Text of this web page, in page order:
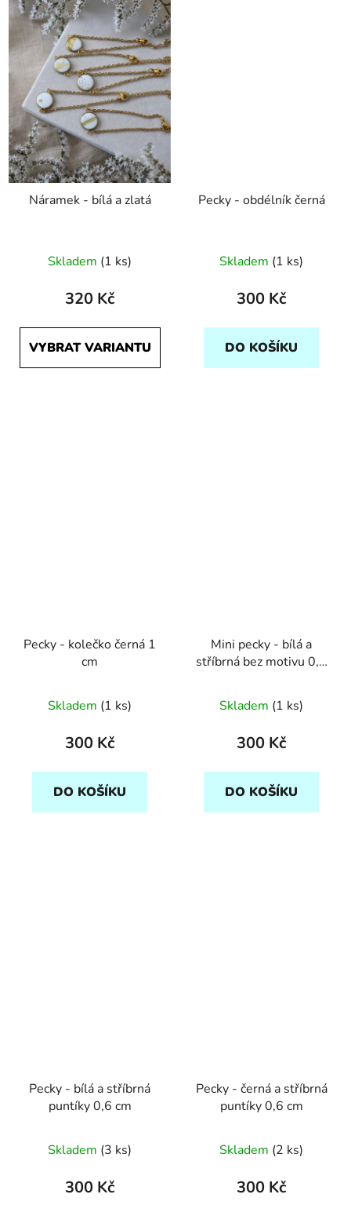
Náramek - bílá a zlatá
Skladem (1 ks)
320 Kč
VYBRAT VARIANTU
Pecky - obdélník černá
Skladem (1 ks)
300 Kč
DO KOŠÍKU
Pecky - kolečko černá 1
cm
Skladem (1 ks)
300 Kč
DO KOŠÍKU
Mini pecky - bílá a
stříbrná bez motivu 0,4
Skladem (1 ks)
300 Kč
DO KOŠÍKU
Pecky - bílá a stříbrná
puntíky 0,6 cm
Skladem (3 ks)
300 Kč
Pecky - černá a stříbrná
puntíky 0,6 cm
Skladem (2 ks)
300 Kč